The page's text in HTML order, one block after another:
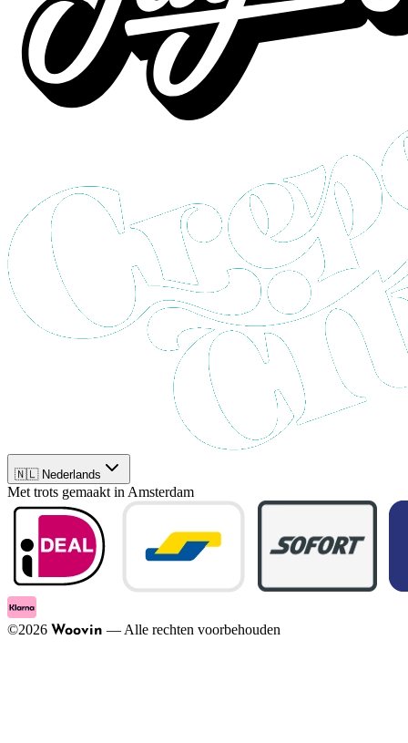
🇳🇱 Nederlands
Met trots gemaakt in Amsterdam
©2026 Woovin — Alle rechten voorbehouden